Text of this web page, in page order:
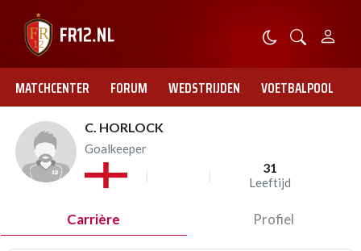
MATCHCENTER FORUM WEDSTRIJDEN VOETBALPOOL
C. HORLOCK
Goalkeeper
31
Leeftijd
Carrière Profiel